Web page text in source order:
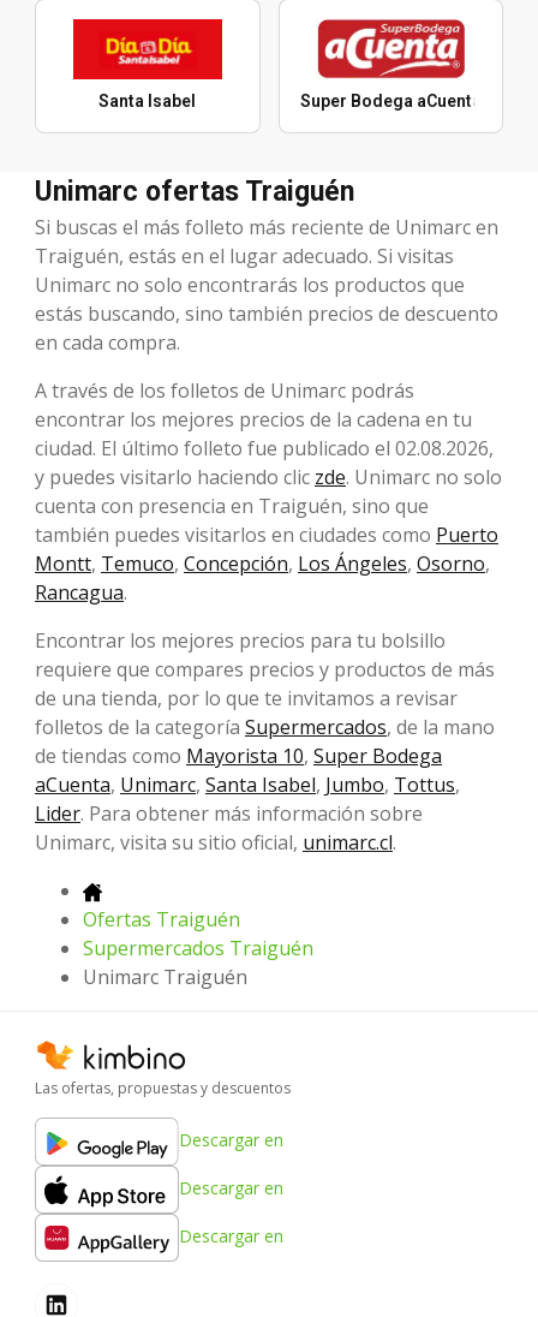
Santa Isabel Super Bodega aCuenta
Unimarc ofertas Traiguén
Si buscas el más folleto más reciente de Unimarc en
Traiguén, estás en el lugar adecuado. Si visitas
Unimarc no solo encontrarás los productos que
estás buscando, sino también precios de descuento
en cada compra.
A través de los folletos de Unimarc podrás
encontrar los mejores precios de la cadena en tu
ciudad. El último folleto fue publicado el 02.08.2026,
y puedes visitarlo haciendo clic zde. Unimarc no solo
cuenta con presencia en Traiguén, sino que
también puedes visitarlos en ciudades como Puerto
Montt, Temuco, Concepción, Los Ángeles, Osorno,
Rancagua.
Encontrar los mejores precios para tu bolsillo
requiere que compares precios y productos de más
de una tienda, por lo que te invitamos a revisar
folletos de la categoría Supermercados, de la mano
de tiendas como Mayorista 10, Super Bodega
aCuenta, Unimarc, Santa Isabel, Jumbo, Tottus,
Lider. Para obtener más información sobre
Unimarc, visita su sitio oficial, unimarc.cl.
Ofertas Traiguén
Supermercados Traiguén
Unimarc Traiguén
Las ofertas, propuestas y descuentos
Descargar en
Descargar en
Descargar en